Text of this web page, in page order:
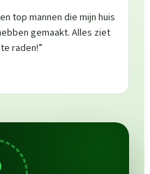
top mannen die mijn huis
gemaakt. Alles ziet
raden!”